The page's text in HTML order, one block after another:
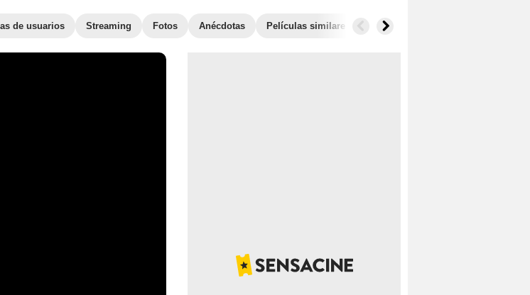
de usuarios Streaming Fotos Anécdotas Películas similares